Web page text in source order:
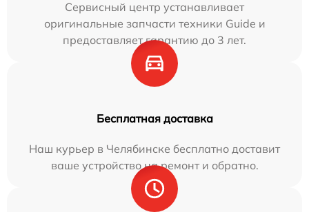
Сервисный центр устанавливает
оригинальные запчасти техники Guide и
предоставляет гарантию до 3 лет.
Бесплатная доставка
Наш курьер в Челябинске бесплатно доставит
ваше устройство на ремонт и обратно.